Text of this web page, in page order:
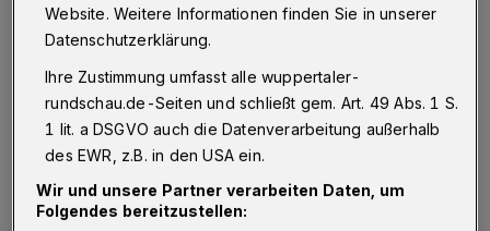
Wie wasche ich meine Unterwäsche richtig?
Unterwäsche wird in der Regel eng am Körper
getragen. Somit hat sie nicht nur
Körperkontakt, sondern nimmt neben Schweiß
auch noch anderen Schmutz auf. Deshalb ist
Website. Weitere Informationen finden Sie in unserer
Datenschutzerklärung.
Ihre Zustimmung umfasst alle wuppertaler-
rundschau.de-Seiten und schließt gem. Art. 49 Abs. 1 S.
1 lit. a DSGVO auch die Datenverarbeitung außerhalb
des EWR, z.B. in den USA ein.
Wir und unsere Partner verarbeiten Daten, um
Folgendes bereitzustellen: